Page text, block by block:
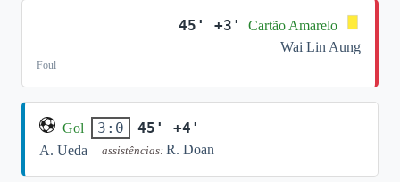
45' +3'
Cartão Amarelo
Wai Lin Aung
Foul
Gol 3:0 45' +4'
A. Ueda assistências: R. Doan